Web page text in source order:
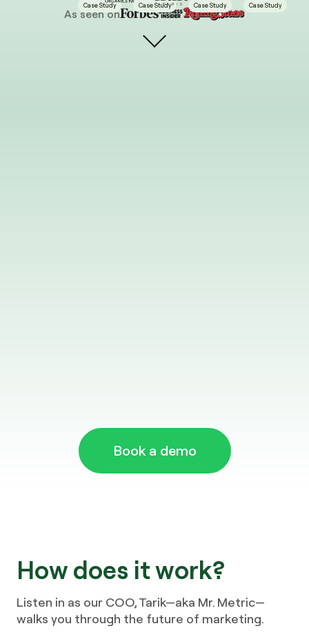
Case Study Case Study Case Study Case Study
As seen on
Book a demo
How does it work?​​​​‌ ‍ ​‍​‍‌‍ ‌ ​‍‌‍‍‌‌‍‌ ‌‍‍‌‌‍ ‍​‍​‍​ ‍‍​‍​‍‌ ​ ‌‍​‌‌‍ ‍‌‍‍‌‌ ‌​‌ ‍‌​‍ ‍‌‍‍‌‌‍ ​‍​‍​‍ ​​‍​‍‌‍‍​‌ ​‍‌‍‌‌‌‍‌‍​‍​‍​ ‍‍​‍​‍​‍ ‌ ​ ‌ ‌​‌ ‌‌‌‍‌​‌‍‍‌‌‍ ​‍ ‌‍‍‌‌‍ ‍‌ ‌​‌‍‌‌‌‍ ‍‌ ‌​​‍ ‌‍‌‌‌‍‌​‌‍‍‌‌ ‌​​‍ ‌‍ ‌‌‍ ‌‍‌​‌‍‌‌​ ‌‌ ​​‌ ​‍‌‍‌‌‌ ​ ‌‍‌‌‌‍ ‍‌ ‌​‌‍​‌‌ ‌​‌‍‍‌‌‍ ‌‍ ‍​ ‍ ‌‍‍‌‌‍‌​​ ‌‌‍‍​‌‍ ‌‍ ‌‌‍‌‌​ ‍ ‌ ‌​‌ ‍‌‌ ​​‌‍‌‌​ ‌‌‍‍​‌‍ ‌‍ ‌‌‍‌‌​ ‍ ‌ ​​‌‍​‌‌ ‌​‌‍‍​​ ‌‌‍​‍‌‍ ​‌‍ ‌‍​ ‌‍‍ ‌ ​ ​‍‌‌​ ‌‌‌​​‍‌‌ ‌‍‍ ‌‍‌‌‌ ‍‌​‍‌‌​ ​ ‌​‌​​‍‌‌​ ​ ‌​‌​​‍‌‌​ ​‍​ ​‍​ ‍‌‌‍‌‍​ ​ ​ ‍​‌‍‌​​ ​‌‌‍‌‍‌‍​‌​ ​‍​ ‌‌​ ‌​​ ‌‌​‍‌‌​ ​‍​ ​‍​‍‌‌​ ‌‌‌​‌​​‍ ‍‌ ‌​‌‍‍‌‌ ‌​‌‍ ​‌‍‌‌​ ‌‍​‍‌‍​‌‌ ​ ‌‍‌‌‌‌‌‌‌ ​‍‌‍ ​​ ‌​‍‌‌​ ​‍‌​‌‍‌ ​ ‌ ‌​‌ ‌‌‌‍‌​‌‍‍‌‌‍ ​‍‌‍‌‍‍‌‌‍‌​​ ‌‌‍‍​‌‍ ‌‍ ‌‌‍‌‌​‍‌‍‌ ‌​‌ ‍‌‌ ​​‌‍‌‌​ ‌‌‍‍​‌‍ ‌‍ ‌‌‍‌‌​‍‌‍‌ ​​‌‍​‌‌ ‌​‌‍‍​​ ‌‌‍​‍‌‍ ​‌‍ ‌‍​ ‌‍‍ ‌ ​ ​‍‌‌​ ‌‌‌​​‍‌‌ ‌‍‍ ‌‍‌‌‌ ‍‌​‍‌‌​ ​ ‌​‌​​‍‌‌​ ​ ‌​‌​​‍‌‌​ ​‍​ ​‍​ ‍‌‌‍‌‍​ ​ ​ ‍​‌‍‌​​ ​‌‌‍‌‍‌‍​‌​ ​‍​ ‌‌​ ‌​​ ‌‌​‍‌‌​ ​‍​ ​‍​‍‌‌​ ‌‌‌​‌​​‍ ‍‌ ‌​‌‍‍‌‌ ‌​‌‍ ​‌‍‌‌​‍‌‍‌ ​​‌‍‌‌‌ ​‍‌ ​ ‌ ​​‌‍‌‌‌‍​ ‌ ‌​‌‍‍‌‌ ‌‍‌‍‌‌​ ‌‌ ​​‌ ‌‌‌‍​‍‌‍ ​‌‍‍‌‌ ​ ‌‍‍​‌‍‌‌‌‍‌​​‍​‍‌ ‌
Listen in as our COO, Tarik—aka Mr. Metric—
walks you through the future of marketing.